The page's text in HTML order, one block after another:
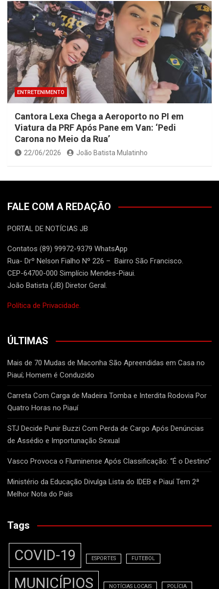
ENTRETENIMENTO
Cantora Lexa Chega a Aeroporto no PI em
Viatura da PRF Após Pane em Van: ‘Pedi
Carona no Meio da Rua’
22/06/2026 João Batista Mulatinho
FALE COM A REDAÇÃO
PORTAL DE NOTÍCIAS JB
Contatos (89) 99972-9379 WhatsApp
Rua- Drº Nelson Fialho Nº 226 – Bairro São Francisco.
CEP-64700-000 Simplício Mendes-Piaui.
João Batista (JB) Diretor Geral.
Política de Privacidade.
ÚLTIMAS
Mais de 70 Mudas de Maconha São Apreendidas em Casa no
Piauí; Homem é Conduzido
Carreta Com Carga de Madeira Tomba e Interdita Rodovia Por
Quatro Horas no Piauí
STJ Decide Punir Buzzi Com Perda de Cargo Após Denúncias
de Assédio e Importunação Sexual
Vasco Provoca o Fluminense Após Classificação: “É o Destino”
Ministério da Educação Divulga Lista do IDEB e Piauí Tem 2ª
Melhor Nota do País
Tags
COVID-19 ESPORTES FUTEBOL
MUNICÍPIOS NOTÍCIAS LOCAIS POLÍCIA